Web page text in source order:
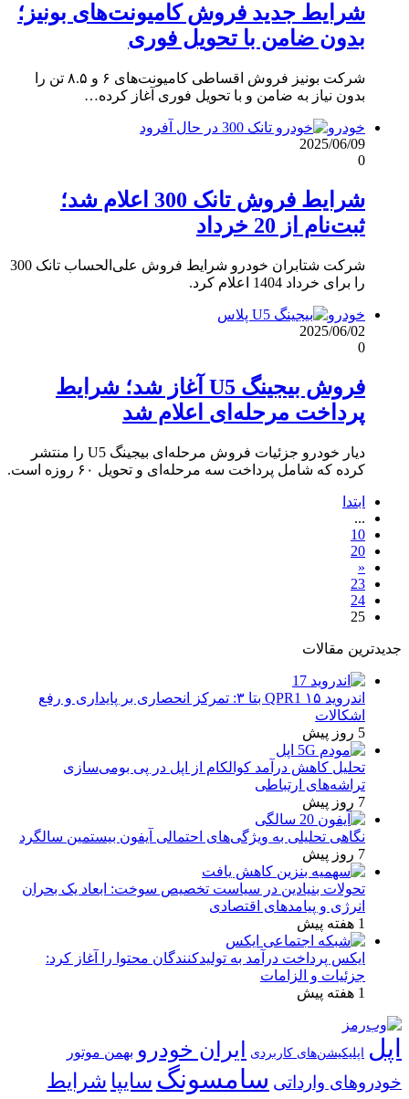
شرایط جدید فروش کامیونت‌های بونیز؛
بدون ضامن با تحویل فوری
شرکت بونیز فروش اقساطی کامیونت‌های ۶ و ۸.۵ تن را
بدون نیاز به ضامن و با تحویل فوری آغاز کرده…
خودرو
2025/06/09
0
شرایط فروش تانک 300 اعلام شد؛
ثبت‌نام از 20 خرداد
شرکت شتابران خودرو شرایط فروش علی‌الحساب تانک 300
را برای خرداد 1404 اعلام کرد.
خودرو
2025/06/02
0
فروش بیجینگ U5 آغاز شد؛ شرایط
پرداخت مرحله‌ای اعلام شد
دیار خودرو جزئیات فروش مرحله‌ای بیجینگ U5 را منتشر
کرده که شامل پرداخت سه مرحله‌ای و تحویل ۶۰ روزه است.
ابتدا
...
10
20
«
23
24
25
جدیدترین مقالات
اندروید ۱۵ QPR1 بتا ۳: تمرکز انحصاری بر پایداری و رفع
اشکالات
5 روز پیش
تحلیل کاهش درآمد کوالکام از اپل در پی بومی‌سازی
تراشه‌های ارتباطی
7 روز پیش
نگاهی تحلیلی به ویژگی‌های احتمالی آیفون بیستمین سالگرد
7 روز پیش
تحولات بنیادین در سیاست تخصیص سوخت: ابعاد یک بحران
انرژی و پیامدهای اقتصادی
1 هفته پیش
ایکس پرداخت درآمد به تولیدکنندگان محتوا را آغاز کرد:
جزئیات و الزامات
1 هفته پیش
اپل اپلیکیشن‌های کاربردی ایران خودرو بهمن موتور
خودروهای وارداتی سامسونگ سایپا شرایط